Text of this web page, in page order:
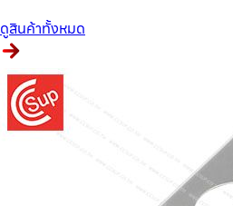
ดูสินค้าทั้งหมด